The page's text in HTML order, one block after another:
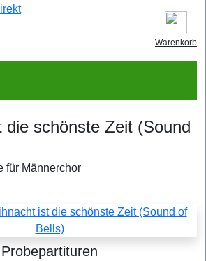
Warenkorb
die schönste Zeit (Sound
für Männerchor
Probepartituren